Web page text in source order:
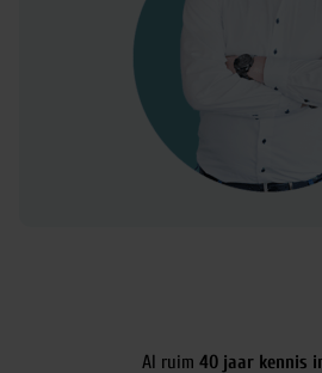
Al ruim 40 jaar kennis